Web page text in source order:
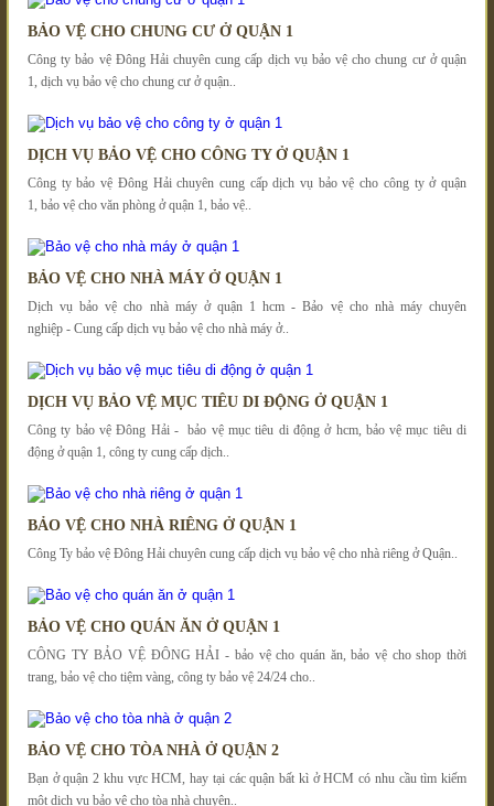
BẢO VỆ CHO CHUNG CƯ Ở QUẬN 1
Công ty bảo vệ Đông Hải chuyên cung cấp dịch vụ bảo vệ cho chung cư ở quận
1, dịch vụ bảo vệ cho chung cư ở quận..
DỊCH VỤ BẢO VỆ CHO CÔNG TY Ở QUẬN 1
Công ty bảo vệ Đông Hải chuyên cung cấp dịch vụ bảo vệ cho công ty ở quận
1, bảo vệ cho văn phòng ở quận 1, bảo vệ..
BẢO VỆ CHO NHÀ MÁY Ở QUẬN 1
Dịch vụ bảo vệ cho nhà máy ở quận 1 hcm - Bảo vệ cho nhà máy chuyên
nghiệp - Cung cấp dịch vụ bảo vệ cho nhà máy ở..
DỊCH VỤ BẢO VỆ MỤC TIÊU DI ĐỘNG Ở QUẬN 1
Công ty bảo vệ Đông Hải - bảo vệ mục tiêu di động ở hcm, bảo vệ mục tiêu di
động ở quận 1, công ty cung cấp dịch..
BẢO VỆ CHO NHÀ RIÊNG Ở QUẬN 1
Công Ty bảo vệ Đông Hải chuyên cung cấp dịch vụ bảo vệ cho nhà riêng ở Quận..
BẢO VỆ CHO QUÁN ĂN Ở QUẬN 1
CÔNG TY BẢO VỆ ĐÔNG HẢI - bảo vệ cho quán ăn, bảo vệ cho shop thời
trang, bảo vệ cho tiệm vàng, công ty bảo vệ 24/24 cho..
BẢO VỆ CHO TÒA NHÀ Ở QUẬN 2
Bạn ở quận 2 khu vực HCM, hay tại các quận bất kì ở HCM có nhu cầu tìm kiếm
một dịch vụ bảo vệ cho tòa nhà chuyên..